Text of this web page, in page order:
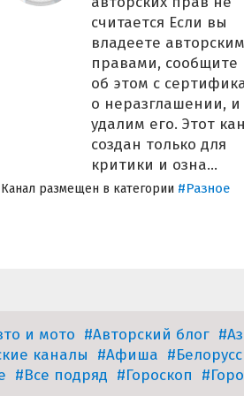
считается Если вы
владеете
правами, сообщите
об этом с
о неразглашении,
удалим его. Этот
создан только для
критики и озна...
Канал размещен в категории #Разное
и мото #Авторский блог
каналы #Афиша
#Все подряд #Гороскоп